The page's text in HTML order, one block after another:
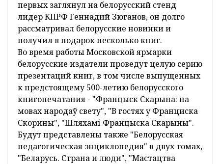
первых заглянул на белорусский стенд
лидер КПРФ Геннадий Зюганов, он долго
рассматривал белорусские новинки и
получил в подарок несколько книг.
Во время работы Московской ярмарки
белорусские издатели проведут целую серию
презентаций книг, в том числе выпущенных
к предстоящему 500-летию белорусского
книгопечатания - "Францыск Скарына: на
мовах народаў свету", "В гостях у Франциска
Скорины", "Шляхамі Францыска Скарыны".
Будут представлены также "Белорусская
педагогическая энциклопедия" в двух томах,
"Беларусь. Страна и люди", "Мастацтва